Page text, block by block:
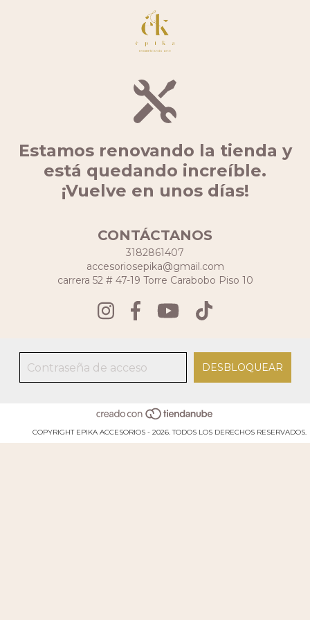
Estamos renovando la tienda y
está quedando increíble.
¡Vuelve en unos días!
CONTÁCTANOS
3182861407
accesoriosepika@gmail.com
carrera 52 # 47-19 Torre Carabobo Piso 10
COPYRIGHT EPIKA ACCESORIOS - 2026. TODOS LOS DERECHOS RESERVADOS.